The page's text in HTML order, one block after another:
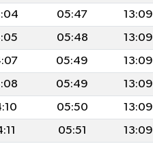
05:47 13:09
05:48 13:09
05:49 13:09
05:49 13:09
05:50 13:09
05:51 13:09